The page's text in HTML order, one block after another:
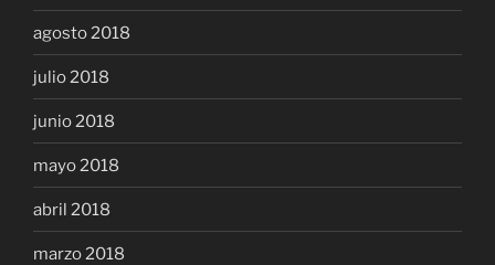
agosto 2018
julio 2018
junio 2018
mayo 2018
abril 2018
marzo 2018